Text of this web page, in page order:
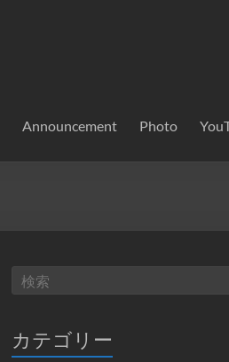
Announcement Photo
カテゴリー